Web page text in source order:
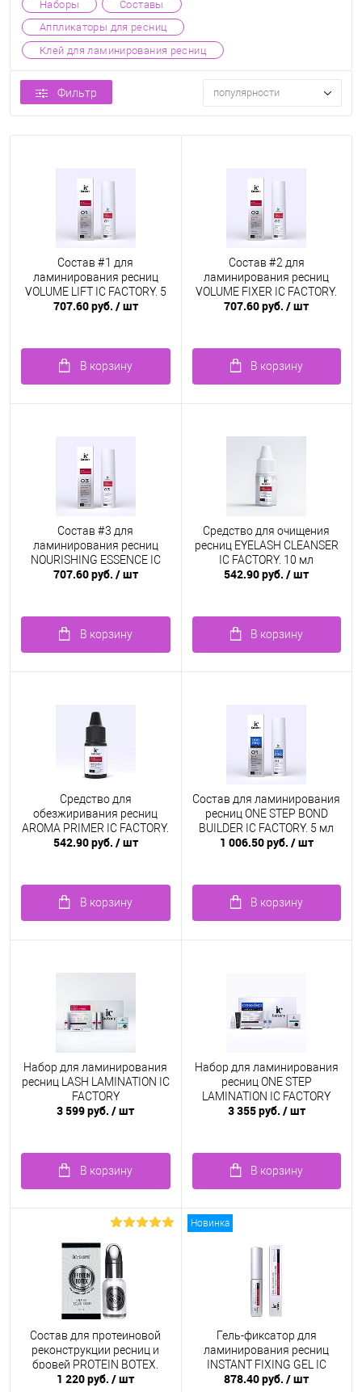
Наборы
Составы
Аппликаторы для ресниц
Клей для ламинирования ресниц
Фильтр популярности
Состав #1 для
ламинирования ресниц
VOLUME LIFT IC FACTORY, 5
мл
707.60 руб. / шт
В корзину
Состав #2 для
ламинирования ресниц
VOLUME FIXER IC FACTORY,
5 мл
707.60 руб./ шт
В корзину
Состав #3 для
ламинирования ресниц
NOURISHING ESSENCE IC
FACTORY, 5 мл
707.60 руб. / шт
В корзину
Средство для очищения
ресниц EYELASH CLEANSER
IC FACTORY, 10 мл
542.90 руб./ шт
В корзину
Средство для
обезжиривания ресниц
AROMA PRIMER IC FACTORY,
10 мл
542.90 руб. / шт
В корзину
Состав для ламинирования
ресниц ONE STEP BOND
BUILDER IC FACTORY, 5 мл
1 006.50 руб. / шт
В корзину
Набор для ламинирования
ресниц LASH LAMINATION IC
FACTORY
3 599 руб./ шт
В корзину
Набор для ламинирования
ресниц ONE STEP
LAMINATION IC FACTORY
3 355 руб. / шт
В корзину
Состав для протеиновой
реконструкции ресниц и
бровей PROTEIN BOTEX,
10мл
1 220 руб./ шт
Новинка
Гель-фиксатор для
ламинирования ресниц
INSTANT FIXING GEL IC
FACTORY, 5 мл
878.40 руб./ шт